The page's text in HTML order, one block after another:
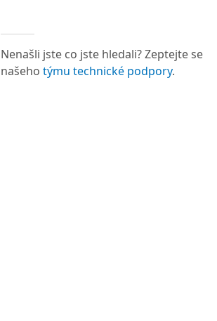
Nenašli jste co jste hledali? Zeptejte se
našeho týmu technické podpory.